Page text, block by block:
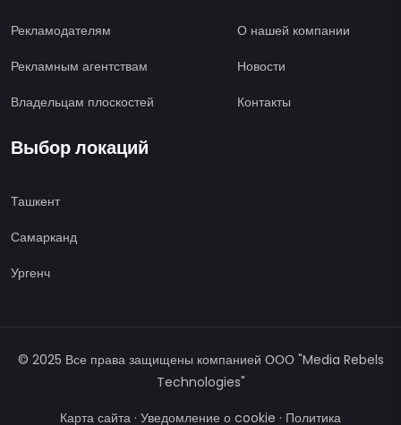
Рекламодателям
Рекламным агентствам
Владельцам плоскостей
О нашей компании
Новости
Контакты
Выбор локаций
Ташкент
Самарканд
Ургенч
© 2025 Все права защищены компанией ООО "Media Rebels
Technologies"
Карта сайта · Уведомление о cookie · Политика